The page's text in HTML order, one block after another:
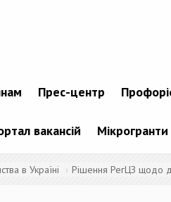
Прес-центр
вакансій Мікрогранти
в Україні Рішення РегЦЗ щодо